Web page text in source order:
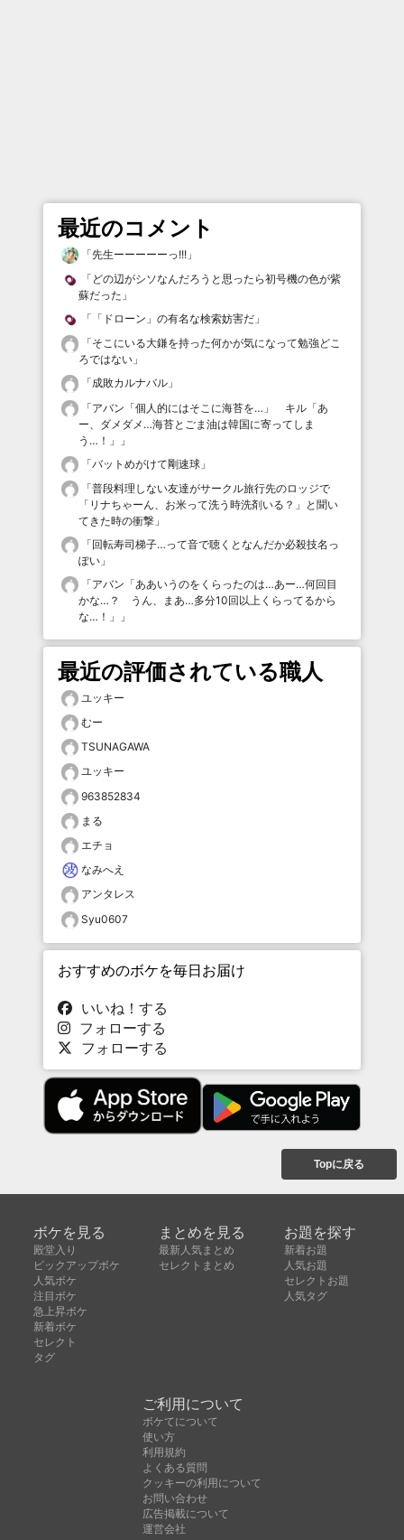
最近のコメント
「先生ーーーーーっ!!! 」
「 どの辺がシソなんだろうと思ったら初号機の色が紫
蘇だった 」
「 「ドローン」の有名な検索妨害だ 」
「そこにいる大鎌を持った何かが気になって勉強どこ
ろではない 」
「成敗カルナバル 」
「アバン「個人的にはそこに海苔を…」 キル「あ
ー、ダメダメ…海苔とごま油は韓国に寄ってしま
う…！」
」
「バットめがけて剛速球 」
「普段料理しない友達がサークル旅行先のロッジで
「リナちゃーん、お米って洗う時洗剤いる？」と聞い
てきた時の衝撃 」
「回転寿司梯子…って音で聴くとなんだか必殺技名っ
ぽい 」
「アバン「ああいうのをくらったのは…あー…何回目
かな…？ うん、まあ…多分10回以上くらってるから
な…！」
」
最近の評価されている職人
ユッキー
むー
TSUNAGAWA
ユッキー
963852834
まる
エチョ
なみへえ
アンタレス
Syu0607
おすすめのボケを毎日お届け
いいね！する
フォローする
フォローする
Topに戻る
ボケを見る
殿堂入り
ピックアップボケ
人気ボケ
注目ボケ
急上昇ボケ
新着ボケ
セレクト
タグ
まとめを見る
最新人気まとめ
セレクトまとめ
お題を探す
新着お題
人気お題
セレクトお題
人気タグ
ご利用について
ボケてについて
使い方
利用規約
よくある質問
クッキーの利用について
お問い合わせ
広告掲載について
運営会社